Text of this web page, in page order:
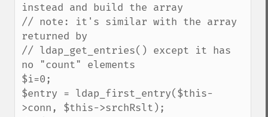
instead and build the array
// note: it's similar with the array
returned by
// ldap_get_entries() except it has
no "count" elements
$i=0;
$entry = ldap_first_entry($this-
>conn, $this->srchRslt);